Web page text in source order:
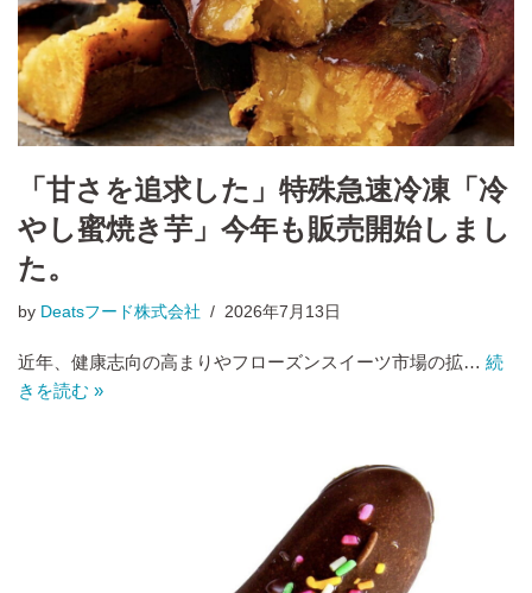
「甘さを追求した」特殊急速冷凍「冷
やし蜜焼き芋」今年も販売開始しまし
た。
by Deatsフード株式会社 2026年7月13日
近年、健康志向の高まりやフローズンスイーツ市場の拡… 続
きを読む »